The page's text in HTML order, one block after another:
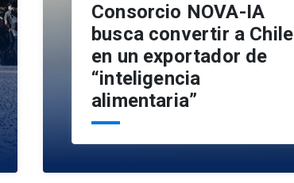
Consorcio NOVA-IA
busca convertir a Chile
en un exportador de
“inteligencia
alimentaria”